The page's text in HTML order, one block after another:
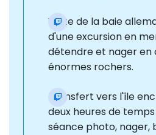
Visite de la baie
d'une excursion en
détendre et nager en
énormes rochers.
Transfert vers l'île
deux heures de
séance photo, nager,